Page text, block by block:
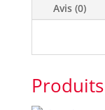
Avis (0)